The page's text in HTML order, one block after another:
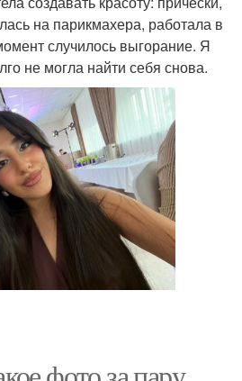
на парикмахера, работала в
случилось выгорание. Я
не могла найти себя снова.